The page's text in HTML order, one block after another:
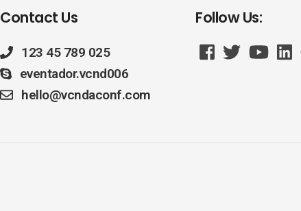
Contact Us
123 45 789 025
eventador.vcnd006
hello@vcndaconf.com
Follow Us: